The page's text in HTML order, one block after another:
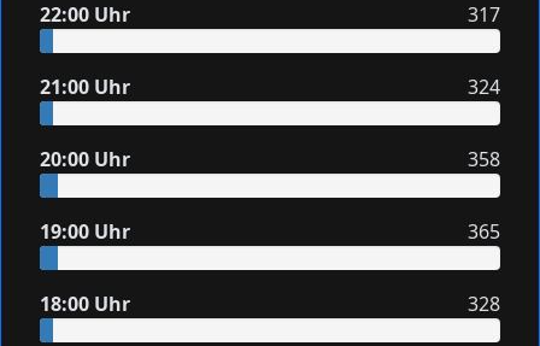
22:00 Uhr 317
21:00 Uhr 324
20:00 Uhr 358
19:00 Uhr 365
18:00 Uhr 328